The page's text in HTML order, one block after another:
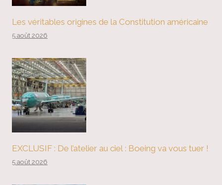
Les véritables origines de la Constitution américaine
5 août 2026
EXCLUSIF : De l’atelier au ciel : Boeing va vous tuer !
5 août 2026